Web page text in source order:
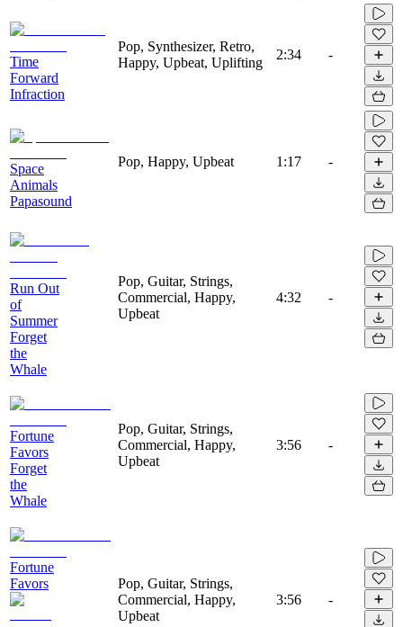
Time
Forward
Infraction
Pop, Synthesizer, Retro,
Happy, Upbeat, Uplifting
2:34 -
Space
Animals
Papasound
Pop, Happy, Upbeat 1:17 -
Run Out
of
Summer
Forget
the
Whale
Pop, Guitar, Strings,
Commercial, Happy,
Upbeat
4:32 -
Fortune
Favors
Forget
the
Whale
Pop, Guitar, Strings,
Commercial, Happy,
Upbeat
3:56 -
Fortune
Favors
Pop, Guitar, Strings,
Commercial, Happy,
Upbeat
3:56 -